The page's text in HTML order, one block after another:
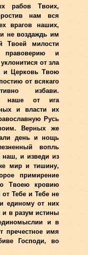
рабов Твоих,
нам вся
врагов наших,
не воздаждь им
милости
и
от зла
и Церковь Твою
от всякаго
избави.
наше от ига
и власти их
Русь
Верных же
день и нощь
вопль
и изведи из
мир и тишину,
примирение
Твоею кровию
Тебе и Тебе не
единому от них
и в разум истины
и в
пречестное имя
Господи, во